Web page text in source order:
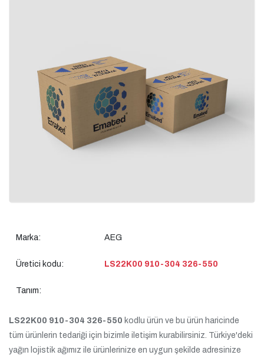
Marka: AEG
Üretici kodu: LS22K00 910-304 326-550
Tanım:
LS22K00 910-304 326-550 kodlu ürün ve bu ürün haricinde
tüm ürünlerin tedariği için bizimle iletişim kurabilirsiniz. Türkiye'deki
yağın lojistik ağımız ile ürünlerinize en uygun şekilde adresinize